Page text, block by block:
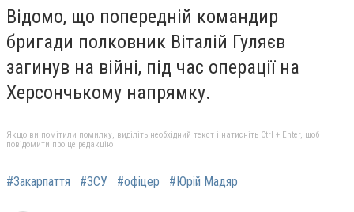
Відомо, що попередній командир
бригади полковник Віталій Гуляєв
загинув на війні, під час операції на
Херсончькому напрямку.
Якщо ви помітили помилку, виділіть необхідний текст і натисніть Ctrl + Enter, щоб
повідомити про це редакцію
#Закарпаття #ЗСУ #офіцер #Юрій Мадяр